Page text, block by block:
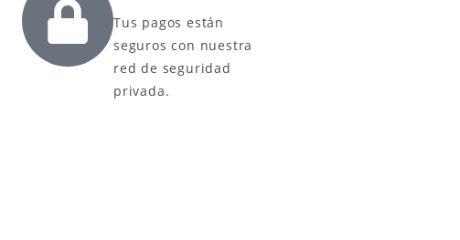
Tus pagos están
seguros con nuestra
red de seguridad
privada.